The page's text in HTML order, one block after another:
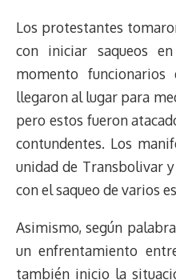
Los protestantes
con iniciar saqueos
momento
llegaron al lugar para
pero estos fueron
contundentes. Los
unidad de Transbolivar
con el saqueo de varios
Asimismo, según
un enfrentamiento
también inicio la